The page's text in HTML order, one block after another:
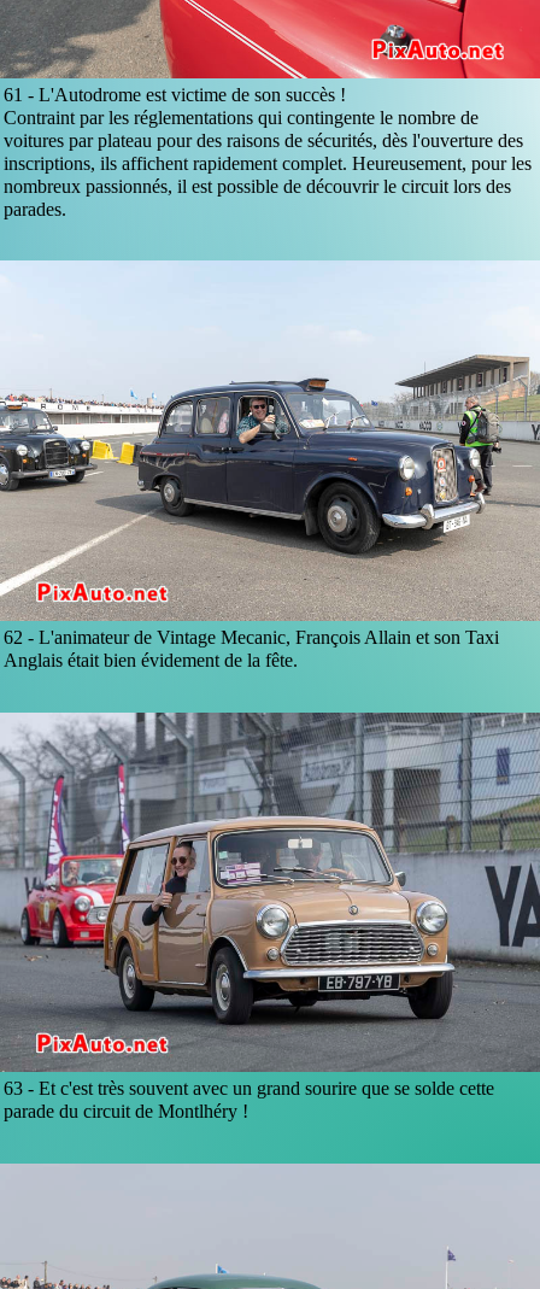
61 -L'Autodrome est victime de son succès !
Contraint par les réglementations qui contingente le nombre de
voitures par plateau pour des raisons de sécurités, dès l'ouverture des
inscriptions, ils affichent rapidement complet. Heureusement, pour les
nombreux passionnés, il est possible de découvrir le circuit lors des
parades.
62 -L'animateur de Vintage Mecanic, François Allain et son Taxi
Anglais était bien évidement de la fête.
63 -Et c'est très souvent avec un grand sourire que se solde cette
parade du circuit de Montlhéry !